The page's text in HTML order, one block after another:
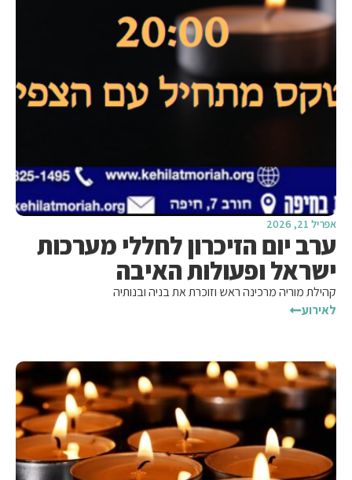
אפריל 21, 2026
ערב יום הזיכרון לחללי מערכות
ישראל ופעולות האיבה
קהילת מוריה מרכינה ראש וזוכרת את בניה ובנותיה
לאירוע